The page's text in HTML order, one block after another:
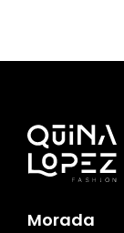
Morada